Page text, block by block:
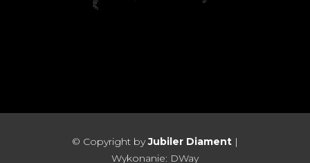
© Copyright byJubiler Diament |
Wykonanie: DWay